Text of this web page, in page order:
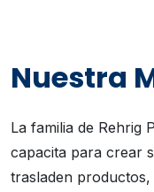
Nuestra
La familia de Rehrig
capacita para crear
trasladen